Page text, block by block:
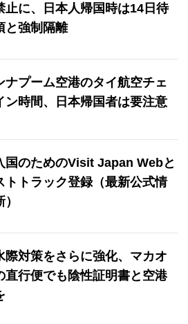
止に、日本人帰国時は14日待
と強制隔離
ナプーム空港のタイ航空チェ
ン時間、日本帰国者は要注意
国のためのVisit Japan Webと
トトラック登録（最新公式情
際対策をさらに強化、マカオ
直行便でも陰性証明書と空港